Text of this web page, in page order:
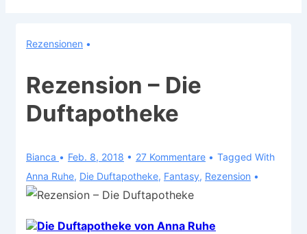
Rezensionen
Rezension – Die
Duftapotheke
Bianca Feb. 8, 2018 27 Kommentare
Tagged With
Anna Ruhe, Die Duftapotheke, Fantasy, Rezension